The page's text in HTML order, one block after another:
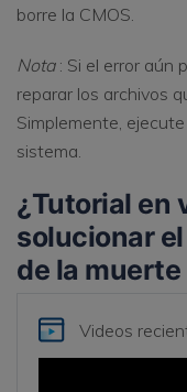
borre la CMOS.
Nota : Si el error aún
reparar los archivos
Simplemente,
sistema.
¿Tutorial en
solucionar
de la
Videos